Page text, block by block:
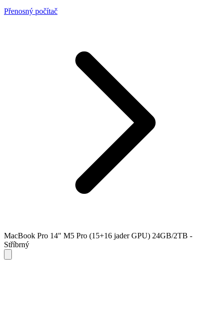
Přenosný počítač
MacBook Pro 14" M5 Pro (15+16 jader GPU) 24GB/2TB -
Stříbrný